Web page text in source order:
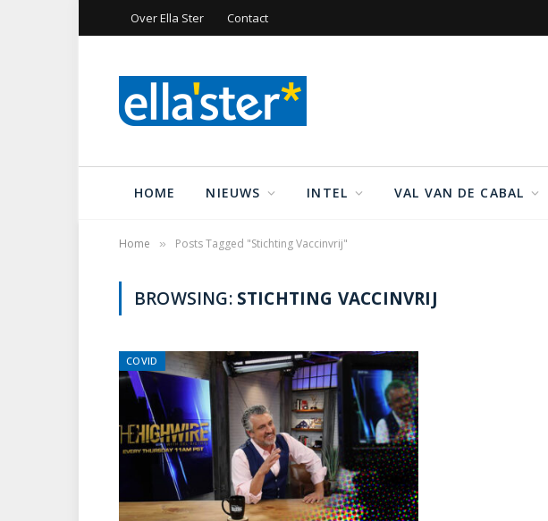
Over Ella Ster Contact
HOME NIEUWS INTEL VAL VAN DE CABAL
Home » Posts Tagged "Stichting Vaccinvrij"
BROWSING: STICHTING VACCINVRIJ
COVID